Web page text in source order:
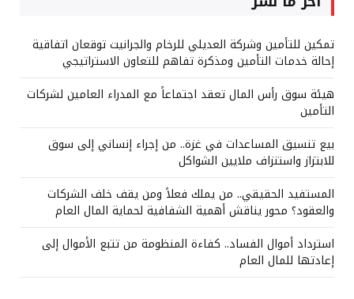
تمكين للتأمين وشركة العديلي للرخام والجرانيت توقعان اتفاقية
إحالة خدمات التأمين ومذكرة تفاهم للتعاون الاستراتيجي
هيئة سوق رأس المال تعقد اجتماعاً مع المدراء العامين لشركات
التأمين
بيع تنسيق المساعدات في غزة.. من إجراء إنساني إلى سوق
للابتزاز واستنزاف ملايين الشواكل
المستفيد الحقيقي.. من يملك فعلاً ومن يقف خلف الشركات
والعقود؟ محور يناقش أهمية الشفافية لحماية المال العام
استرداد أموال الفساد.. كفاءة المنظومة من تتبع الأموال إلى
إعادتها للمال العام